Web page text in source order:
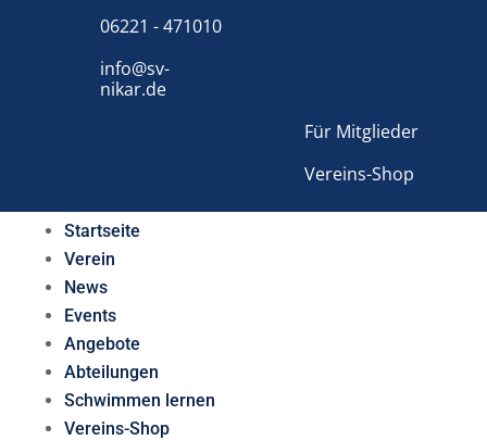
06221 - 471010
info@sv-
nikar.de
Für Mitglieder
Vereins-Shop
Startseite
Verein
News
Events
Angebote
Abteilungen
Schwimmen lernen
Vereins-Shop